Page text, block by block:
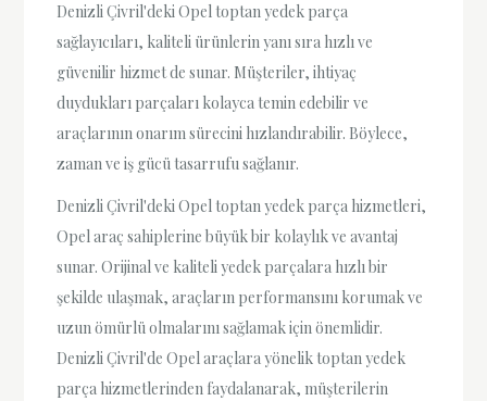
Denizli Çivril'deki Opel toptan yedek parça
sağlayıcıları, kaliteli ürünlerin yanı sıra hızlı ve
güvenilir hizmet de sunar. Müşteriler, ihtiyaç
duydukları parçaları kolayca temin edebilir ve
araçlarının onarım sürecini hızlandırabilir. Böylece,
zaman ve iş gücü tasarrufu sağlanır.
Denizli Çivril'deki Opel toptan yedek parça hizmetleri,
Opel araç sahiplerine büyük bir kolaylık ve avantaj
sunar. Orijinal ve kaliteli yedek parçalara hızlı bir
şekilde ulaşmak, araçların performansını korumak ve
uzun ömürlü olmalarını sağlamak için önemlidir.
Denizli Çivril'de Opel araçlara yönelik toptan yedek
parça hizmetlerinden faydalanarak, müşterilerin